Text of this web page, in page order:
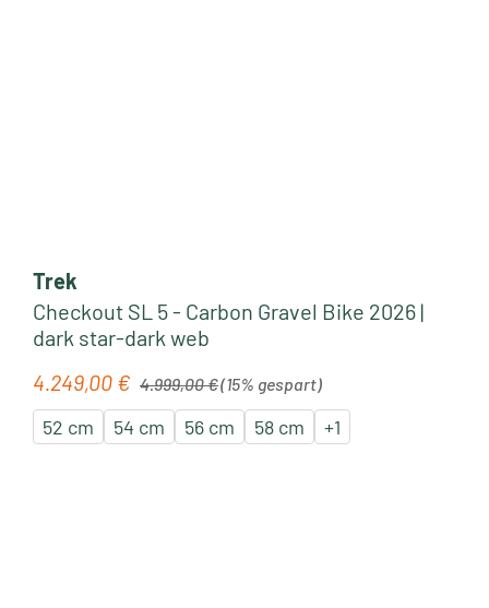
Trek
Checkout SL 5 - Carbon Gravel Bike 2026 |
dark star-dark web
Verkaufspreis:
4.249,00 € Regulärer Preis:
4.999,00 €(15% gespart)
52 cm 54 cm 56 cm 58 cm +1